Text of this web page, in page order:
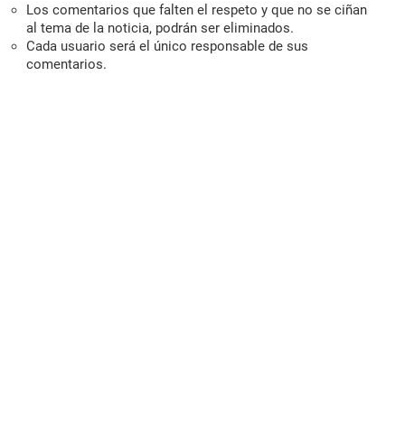
Los comentarios que falten el respeto y que no se ciñan
al tema de la noticia, podrán ser eliminados.
Cada usuario será el único responsable de sus
comentarios.